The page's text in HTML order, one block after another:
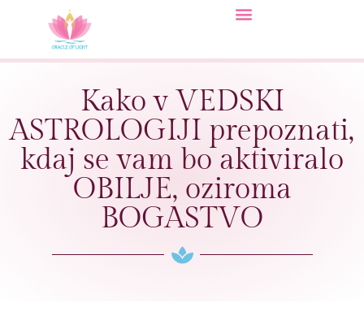
Kako v VEDSKI
ASTROLOGIJI prepoznati,
kdaj se vam bo aktiviralo
OBILJE, oziroma
BOGASTVO